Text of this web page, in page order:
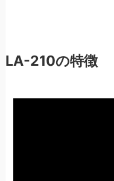
LA-210の特徴